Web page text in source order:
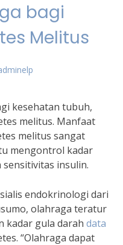
bagi
Melitus
kesehatan tubuh,
melitus. Manfaat
melitus sangat
mengontrol kadar
insulin.
endokrinologi dari
olahraga teratur
kadar gula darah data
“Olahraga dapat